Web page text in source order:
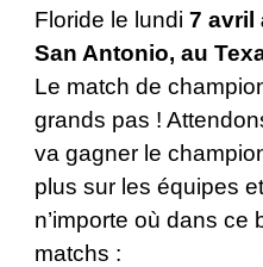
Floride le lundi 7 avril
San Antonio, au
Le match de
grands pas !
va gagner le
plus sur les équipes
n’importe où dans ce
matchs :